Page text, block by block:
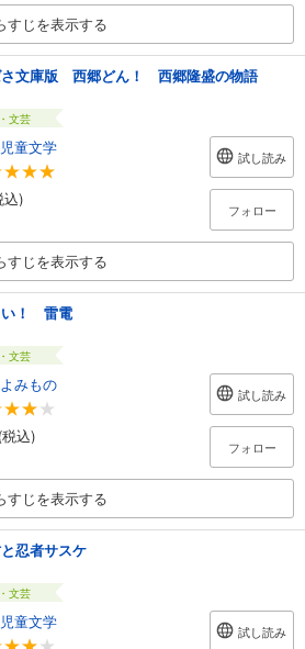
すじを表示する
さ文庫版 西郷どん！ 西郷隆盛の物語
文芸
児童文学
込)
試し読み
フォロー
すじを表示する
い！ 雷電
文芸
よみもの
込)
試し読み
フォロー
すじを表示する
忍者サスケ
文芸
児童文学
試し読み